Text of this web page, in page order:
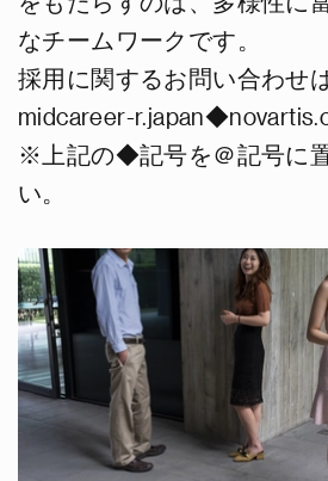
なチームワークです。
採用に関するお問い合わせ
midcareer-
※上記の◆記号を＠記号に
い。